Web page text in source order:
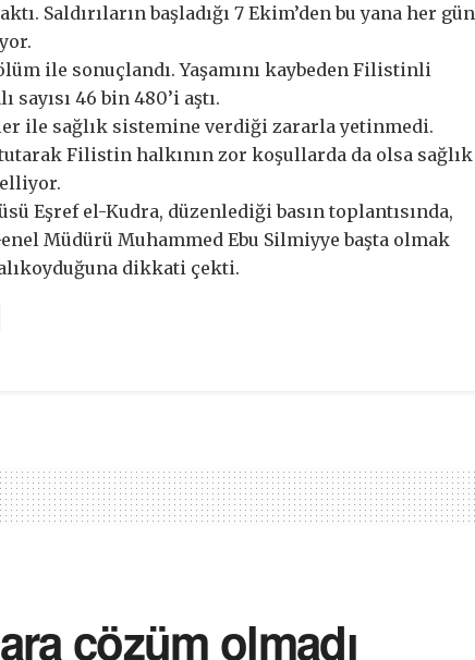
Saldırıların başladığı 7 Ekim’den bu yana her gün
ile sonuçlandı. Yaşamını kaybeden Filistinli
sayısı 46 bin 480’i aştı.
ile sağlık sistemine verdiği zararla yetinmedi.
tutarak Filistin halkının zor koşullarda da olsa sağlık
Eşref el-Kudra, düzenlediği basın toplantısında,
Müdürü Muhammed Ebu Silmiyye başta olmak
dikkati çekti.
çözüm olmadı